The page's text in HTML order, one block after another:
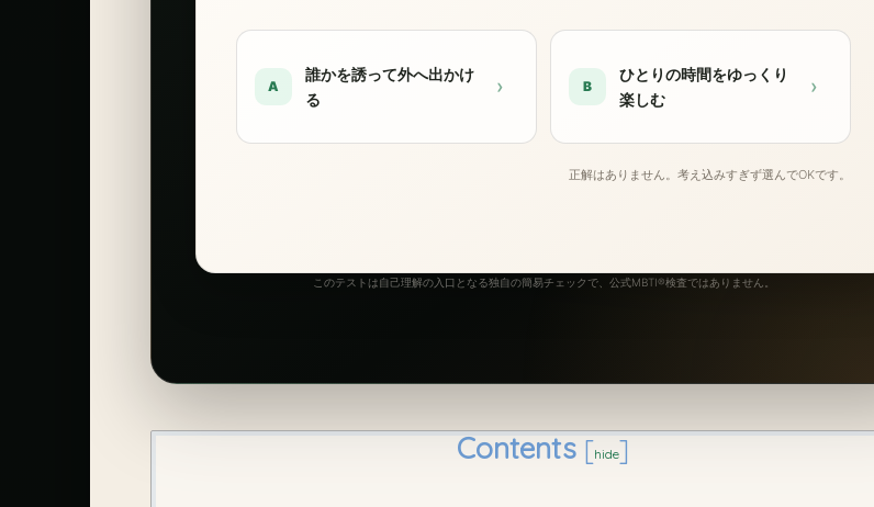
A
誰かを誘って外へ出かけ
る
› B
ひとりの時間をゆっくり
楽しむ
›
正解はありません。考え込みすぎず選んでOKです。
このテストは自己理解の入口となる独自の簡易チェックで、公式MBTI®検査ではありません。
Contents [hide]